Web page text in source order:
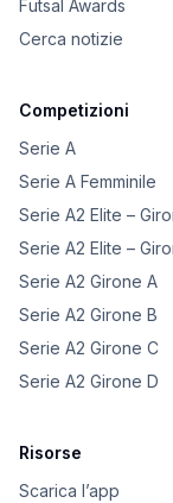
Futsal Awards
Cerca notizie
Competizioni
Serie A
Serie A Femminile
Serie A2 Elite –
Serie A2 Elite –
Serie A2 Girone A
Serie A2 Girone B
Serie A2 Girone C
Serie A2 Girone D
Risorse
Scarica l’app